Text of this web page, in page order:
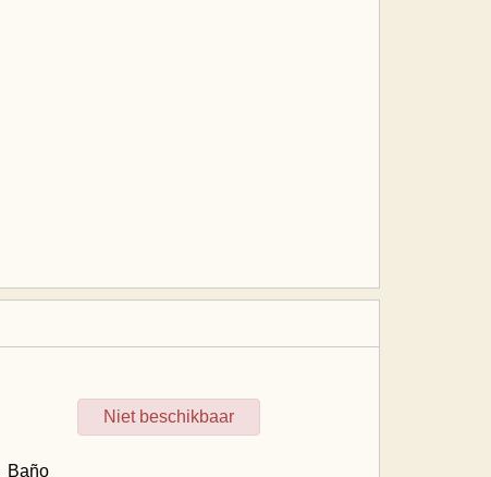
Baño
Niet beschikbaar